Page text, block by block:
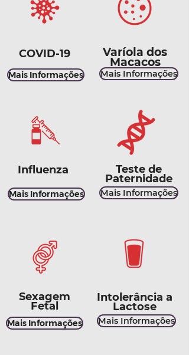
COVID-19
Mais Informações
Influenza
Mais Informações
Sexagem
Fetal
Mais Informações
Varíola dos
Macacos
Mais Informações
Teste de
Paternidade
Mais Informações
Intolerância a
Lactose
Mais Informações